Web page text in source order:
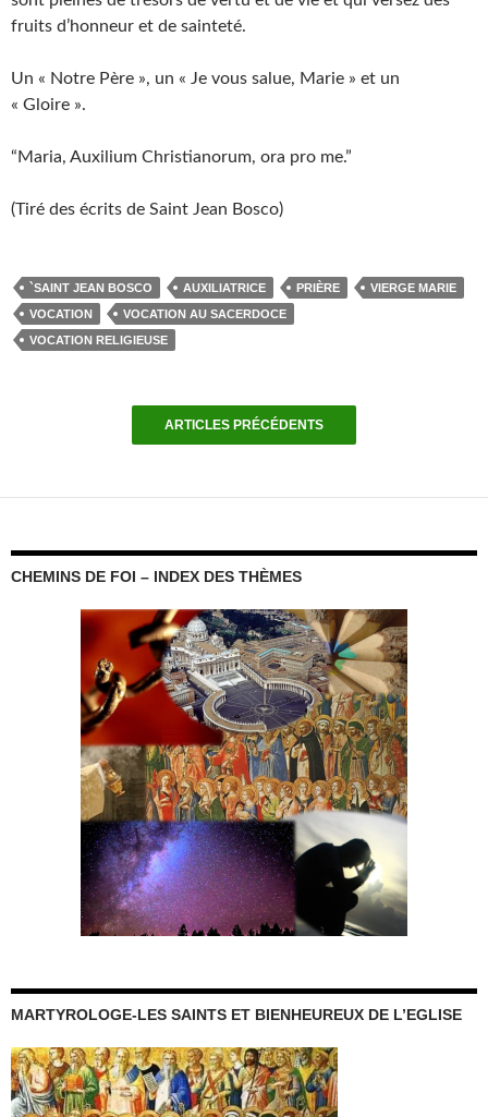
fruits d’honneur et de sainteté.
Un « Notre Père », un « Je vous salue, Marie » et un
« Gloire ».
“Maria, Auxilium Christianorum, ora pro me.”
(Tiré des écrits de Saint Jean Bosco)
`SAINT JEAN BOSCO AUXILIATRICE PRIÈRE
VIERGE MARIE
VOCATION
VOCATION AU SACERDOCE
VOCATION RELIGIEUSE
ARTICLES PRÉCÉDENTS
CHEMINS DE FOI – INDEX DES THÈMES
MARTYROLOGE-LES SAINTS ET BIENHEUREUX DE L’EGLISE